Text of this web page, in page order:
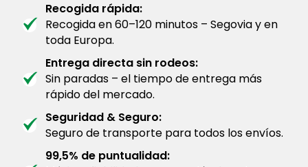
Recogida rápida:
Recogida en 60–120 minutos – Segovia y en
toda Europa.
Entrega directa sin rodeos:
Sin paradas – el tiempo de entrega más
rápido del mercado.
Seguridad & Seguro:
Seguro de transporte para todos los envíos.
99,5% de puntualidad: